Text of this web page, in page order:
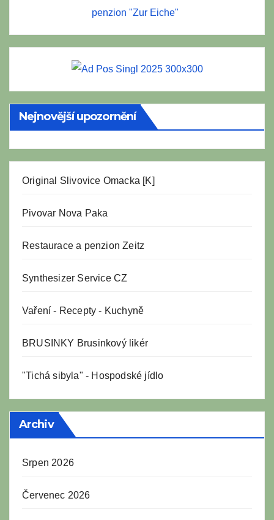
penzion "Zur Eiche"
Nejnovější upozornění
Original Slivovice Omacka [K]
Pivovar Nova Paka
Restaurace a penzion Zeitz
Synthesizer Service CZ
Vaření - Recepty - Kuchyně
BRUSINKY Brusinkový likér
"Tichá sibyla" - Hospodské jídlo
Archiv
Srpen 2026
Červenec 2026